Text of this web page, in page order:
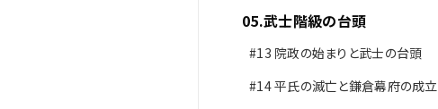
05.武士階級の台頭
#13 院政の始まりと武士の台頭
#14平氏の滅亡と鎌倉幕府の成立